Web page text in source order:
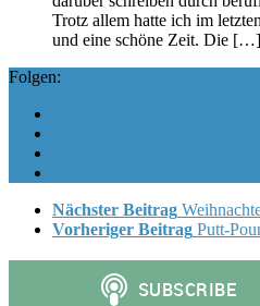
Trotz allem hatte ich im
und eine schöne Zeit. Die […]
Folgen:
Nächster Beitrag
Vorheriger Beitrag Putt-